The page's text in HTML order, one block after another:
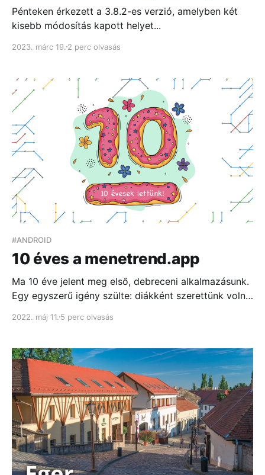
Pénteken érkezett a 3.8.2-es verzió, amelyben két
kisebb módosítás kapott helyet...
2023. márc 19. 2 perc olvasás
#ANDROID
10 éves a menetrend.app
Ma 10 éve jelent meg első, debreceni alkalmazásunk.
Egy egyszerű igény szülte: diákként szerettünk volna
percekig kelljen böngészni az átláthatatlan
2022. máj 11. 5 perc olvasás